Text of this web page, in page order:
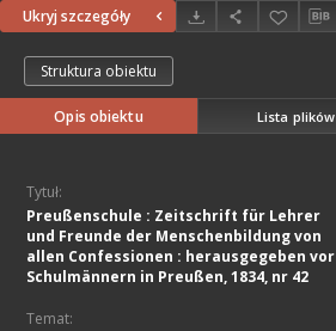
Ukryj szczegóły
Struktura obiektu
Opis obiektu Lista plików
Tytuł:
Preußenschule : Zeitschrift für Lehrer
und Freunde der Menschenbildung von
allen Confessionen : herausgegeben vor
Schulmännern in Preußen, 1834, nr 42
Temat: